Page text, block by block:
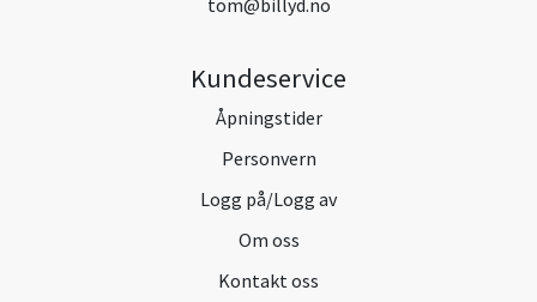
Kundeservice
Åpningstider
Personvern
Logg på/Logg av
Om oss
Kontakt oss